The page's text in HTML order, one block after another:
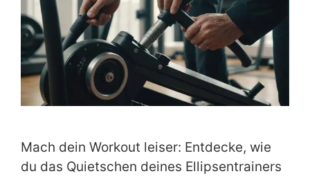
Mach dein Workout leiser: Entdecke, wie
du das Quietschen deines Ellipsentrainers